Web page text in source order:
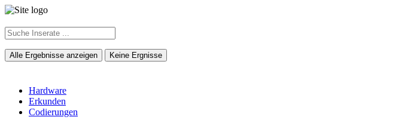
Alle Ergebnisse anzeigen Keine Ergnisse
Hardware
Erkunden
Codierungen